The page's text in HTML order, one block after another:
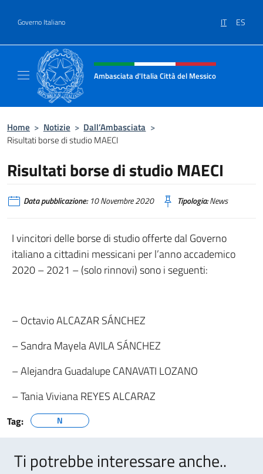
Governo Italiano IT ES
Intestazione sito, social e menù
Ambasciata d'Italia Città del Messico
Home > Notizie > Dall’Ambasciata >
Risultati borse di studio MAECI
Risultati borse di studio MAECI
Data pubblicazione:10 Novembre 2020 Tipologia:News
I vincitori delle borse di studio offerte dal Governo
italiano a cittadini messicani per l’anno accademico
2020 – 2021 – (solo rinnovi) sono i seguenti:
– Octavio ALCAZAR SÁNCHEZ
– Sandra Mayela AVILA SÁNCHEZ
– Alejandra Guadalupe CANAVATI LOZANO
– Tania Viviana REYES ALCARAZ
Tag: N
Ti potrebbe interessare anche..